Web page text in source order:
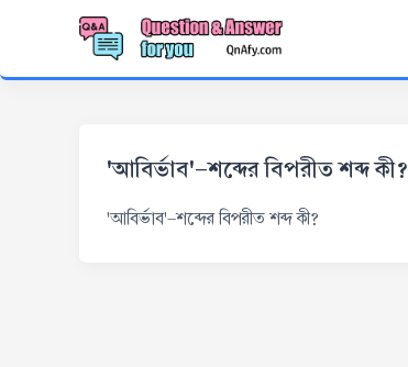
'আবির্ভাব'-শব্দের বিপরীত শব্দ কী?
'আবির্ভাব'-শব্দের বিপরীত শব্দ কী?